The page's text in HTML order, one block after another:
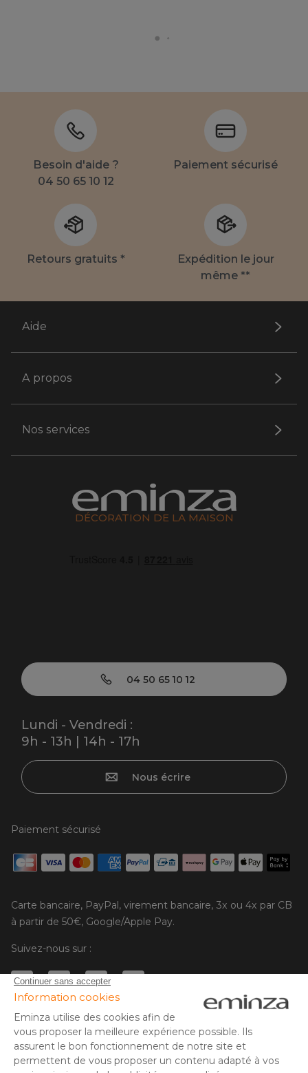
Besoin d'aide ?
04 50 65 10 12
Paiement sécurisé
Retours gratuits *
Expédition le jour
même **
Aide
A propos
Nos services
DÉCORATION DE LA MAISON
04 50 65 10 12
Lundi - Vendredi :
9h - 13h | 14h - 17h
Nous écrire
Paiement sécurisé
Carte bancaire, PayPal, virement bancaire, 3x ou 4x par CB
à partir de 50€, Google/Apple Pay.
Suivez-nous sur :
© Copyright 2025 Eminza | Tous droits réservés |
ESPAÑA
ITALIE
FRA